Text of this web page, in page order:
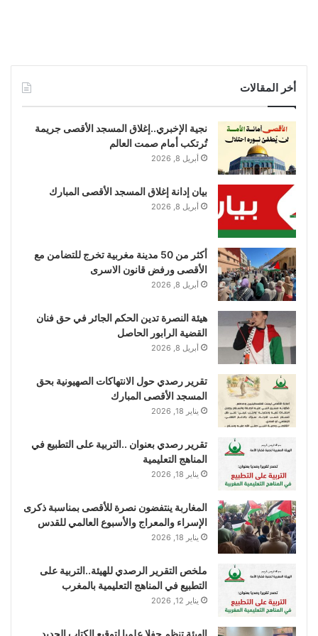
أخر المقالات
نجية الإخبري..إغلاق المسجد الأقصى جريمة
تُرتكب أمام صمت العالم
أبريل 8, 2026
بيان إدانة إغلاق المسجد الأقصى المبارك
أبريل 8, 2026
أكثر من 50 مدينة مغربية تخرج للتضامن مع
الأقصى ورفض قانون الاسرى
أبريل 8, 2026
هيئة النصرة تدين الحكم الجائر في حق فنان
القضية الرابور الحاصل
أبريل 8, 2026
تقرير رصدي حول الانتهاكات الصهيونية بحق
المسجد الأقصى المبارك
يناير 18, 2026
تقرير رصدي بعنوان ..التربية على التطبيع في
المناهج التعليمية
يناير 18, 2026
المغاربة ينتفضون نصرة للأقصى بمناسبة ذكرى
الإسراء والمعراج والأسبوع العالمي للقدس
يناير 18, 2026
ملخص التقرير الرصدي للهيئة..التربية على
التطبيع في المناهج التعليمية بالمغرب
يناير 12, 2026
الهيئة تنظم حفلا علميا لتوقيع الكتاب الجديد